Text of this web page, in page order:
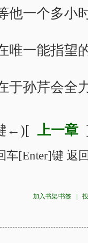
一个多小
唯一能指望
孙芹会全
←)[ 上一章
车[Enter]键
加入书架/书签